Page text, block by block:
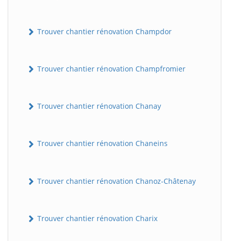
Trouver chantier rénovation Champdor
Trouver chantier rénovation Champfromier
Trouver chantier rénovation Chanay
Trouver chantier rénovation Chaneins
Trouver chantier rénovation Chanoz-Châtenay
Trouver chantier rénovation Charix